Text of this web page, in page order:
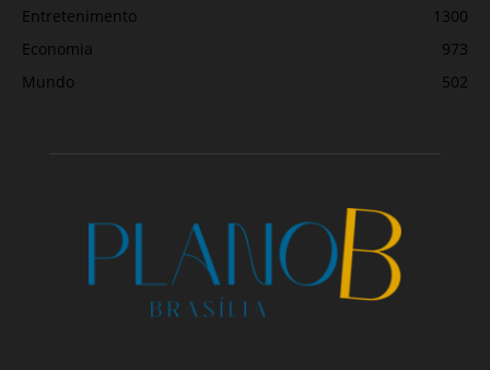
Entretenimento
1300
Economia
973
Mundo
502